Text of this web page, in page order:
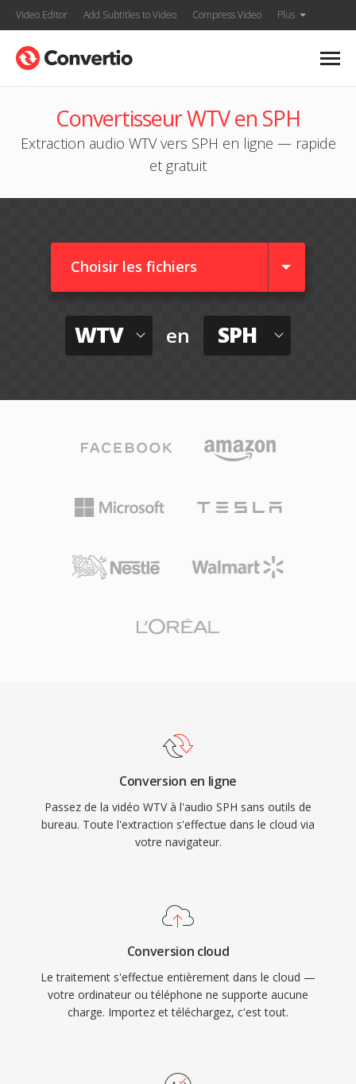
Video Editor Add Subtitles to Video Compress Video Plus
Convertisseur WTV en SPH
Extraction audio WTV vers SPH en ligne — rapide
et gratuit
Choisir les fichiers
WTV en SPH
Conversion en ligne
Passez de la vidéo WTV à l'audio SPH sans outils de
bureau. Toute l'extraction s'effectue dans le cloud via
votre navigateur.
Conversion cloud
Le traitement s'effectue entièrement dans le cloud —
votre ordinateur ou téléphone ne supporte aucune
charge. Importez et téléchargez, c'est tout.